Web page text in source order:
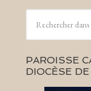
PAROISSE
DIOCÈSE